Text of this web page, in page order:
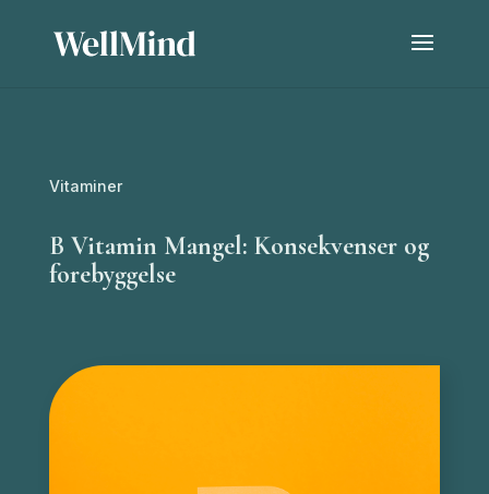
Vitaminer
B Vitamin Mangel: Konsekvenser og
forebyggelse